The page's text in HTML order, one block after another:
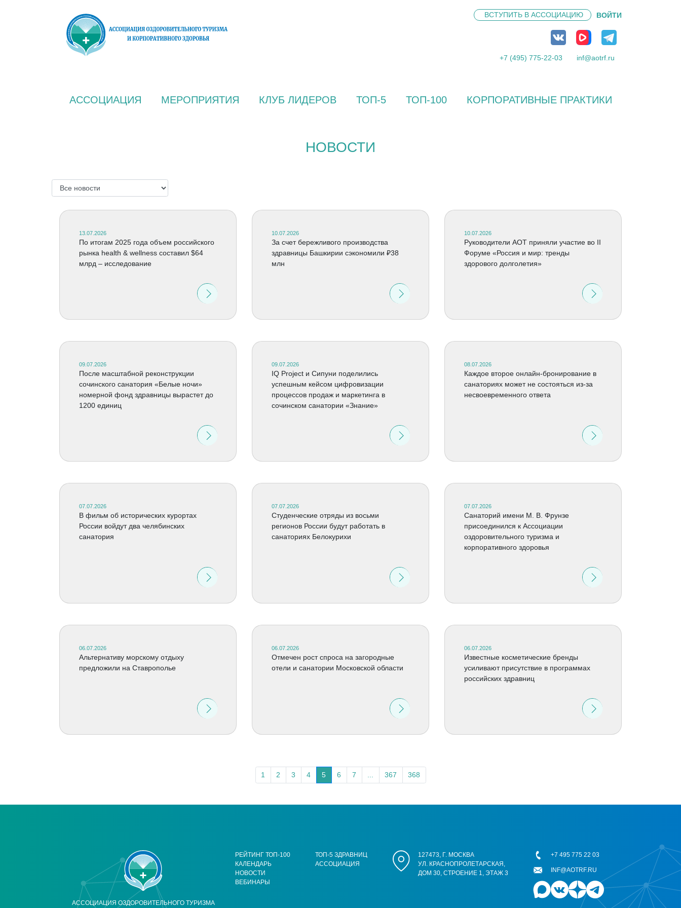
ВСТУПИТЬ В АССОЦИАЦИЮ ВОЙТИ
+7 (495) 775-22-03 inf@aotrf.ru
АССОЦИАЦИЯ МЕРОПРИЯТИЯ КЛУБ ЛИДЕРОВ ТОП-5 ТОП-100 КОРПОРАТИВНЫЕ ПРАКТИКИ
НОВОСТИ
13.07.2026
По итогам 2025 года объем российского
рынка health & wellness составил $64
млрд – исследование
10.07.2026
За счет бережливого производства
здравницы Башкирии сэкономили ₽38
млн
10.07.2026
Руководители АОТ приняли участие во II
Форуме «Россия и мир: тренды
здорового долголетия»
09.07.2026
После масштабной реконструкции
сочинского санатория «Белые ночи»
номерной фонд здравницы вырастет до
1200 единиц
09.07.2026
IQ Project и Сипуни поделились
успешным кейсом цифровизации
процессов продаж и маркетинга в
сочинском санатории «Знание»
08.07.2026
Каждое второе онлайн-бронирование в
санаториях может не состояться из-за
несвоевременного ответа
07.07.2026
В фильм об исторических курортах
России войдут два челябинских
санатория
07.07.2026
Студенческие отряды из восьми
регионов России будут работать в
санаториях Белокурихи
07.07.2026
Санаторий имени М. В. Фрунзе
присоединился к Ассоциации
оздоровительного туризма и
корпоративного здоровья
06.07.2026
Альтернативу морскому отдыху
предложили на Ставрополье
06.07.2026
Отмечен рост спроса на загородные
отели и санатории Московской области
06.07.2026
Известные косметические бренды
усиливают присутствие в программах
российских здравниц
1 2 3 4 5 6 7 367 368
АССОЦИАЦИЯ ОЗДОРОВИТЕЛЬНОГО ТУРИЗМА
РЕЙТИНГ ТОП-100
КАЛЕНДАРЬ
НОВОСТИ
ВЕБИНАРЫ
ТОП-5 ЗДРАВНИЦ
АССОЦИАЦИЯ
127473, Г. МОСКВА
УЛ. КРАСНОПРОЛЕТАРСКАЯ,
ДОМ 30, СТРОЕНИЕ 1, ЭТАЖ 3
+7 495 775 22 03
INF@AOTRF.RU